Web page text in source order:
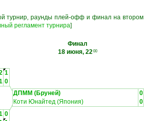
турнир, раунды плей-офф и финал на втором
регламент турнира]
Финал
18 июня, 2200
1
0
ДПММ (Бруней)
0
Коти Юнайтед (Япония)
0
0